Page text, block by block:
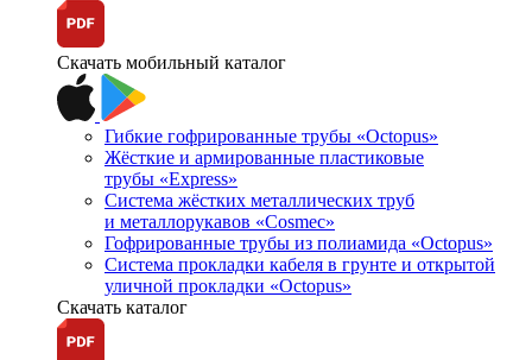
Скачать мобильный каталог
Гибкие гофрированные трубы «Octopus»
Жёсткие и армированные пластиковые
трубы «Express»
Система жёстких металлических труб
и металлорукавов «Cosmec»
Гофрированные трубы из полиамида «Octopus»
Система прокладки кабеля в грунте и открытой
уличной прокладки «Octopus»
Скачать каталог